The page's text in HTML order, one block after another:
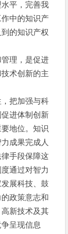
平，完善我
中的知识产
的知识产权
理，是促进
术创新的主
把加强与科
进体制创新
地位。知识
成果完成人
手段保障这
通过对智力
展科技、鼓
政策意志和
新技术及其
呈现信息